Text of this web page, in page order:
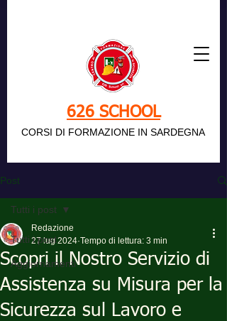
626 SCHOOL
CORSI DI FORMAZIONE IN SARDEGNA
Post
Tutti i post
Aggiornamenti
Tutti i post
Scopri il Nostro Servizio di
Assistenza su Misura per la
Sicurezza sul Lavoro e
Redazione
27 lug 2024 Tempo di lettura: 3 min